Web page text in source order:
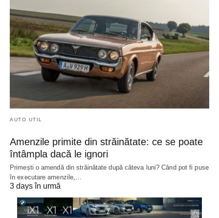
AUTO UTIL
Amenzile primite din străinătate: ce se poate
întâmpla dacă le ignori
Primești o amendă din străinătate după câteva luni? Când pot fi puse
în executare amenzile,…
3 days în urmă